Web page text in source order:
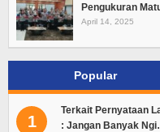
Pengukuran
April 14, 2025
Popular
1
Terkait Pernyataan
: Jangan Banyak